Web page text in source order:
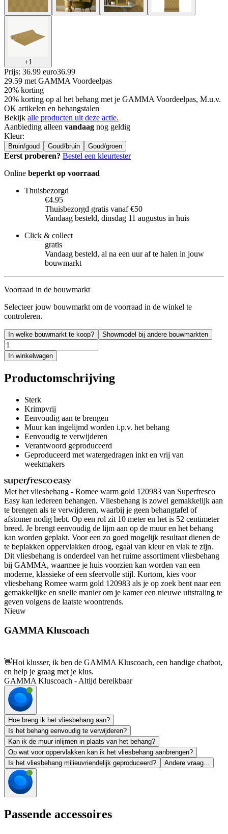
+1
Prijs: 36.99 euro36.99
29.59 met GAMMA Voordeelpas
20% korting
20% korting op al het behang met je GAMMA Voordeelpas, M.u.v.
OK artikelen en behangstalen
Bekijk alle producten uit deze actie.
Aanbieding alleen vandaag nog geldig
Kleur:
Bruin/goud Goud/bruin Goud/groen
Eerst proberen? Bestel een kleurtester
Online beperkt op voorraad
Thuisbezorgd
€4.95
Thuisbezorgd gratis vanaf €50
Vandaag besteld, dinsdag 11 augustus in huis
Click & collect
gratis
Vandaag besteld, al na een uur af te halen in jouw
bouwmarkt
Voorraad in de bouwmarkt
Selecteer jouw bouwmarkt om de voorraad in de winkel te
controleren.
In welke bouwmarkt te koop? Showmodel bij andere bouwmarkten
In winkelwagen
Productomschrijving
Sterk
Krimpvrij
Eenvoudig aan te brengen
Muur kan ingelijmd worden i.p.v. het behang
Eenvoudig te verwijderen
Verantwoord geproduceerd
Geproduceerd met watergedragen inkt en vrij van
weekmakers
Met het vliesbehang - Romee warm gold 120983 van Superfresco
Easy kan iedereen behangen. Vliesbehang is zowel gemakkelijk aan
te brengen als te verwijderen, waarbij je geen behangtafel of
afstomer nodig hebt. Op een rol zit 10 meter en het is 52 centimeter
breed. Je brengt eenvoudig de lijm aan op de muur en het behang
kan worden geplakt. Voor een zo goed mogelijk resultaat dienen de
te beplakken oppervlakken droog, egaal van kleur en vlak te zijn.
Dit vliesbehang is onderdeel van het ruime assortiment vliesbehang
bij GAMMA, waarmee je huis voorzien kan worden van een
moderne, klassieke of een sfeervolle stijl. Kortom, kies voor
vliesbehang Romee warm gold 120983 als je op zoek bent naar een
gemakkelijke en snelle manier om je kamer een nieuwe uitstraling te
geven volgens de laatste woontrends.
Nieuw
GAMMA Kluscoach
👋Hoi klusser, ik ben de GAMMA Kluscoach, een handige chatbot,
en help je graag met je klus.
GAMMA Kluscoach - Altijd bereikbaar
Hoe breng ik het vliesbehang aan?
Is het behang eenvoudig te verwijderen?
Kan ik de muur inlijmen in plaats van het behang?
Op wat voor oppervlakken kan ik het vliesbehang aanbrengen?
Is het vliesbehang milieuvriendelijk geproduceerd?
Andere vraag...
Passende accessoires